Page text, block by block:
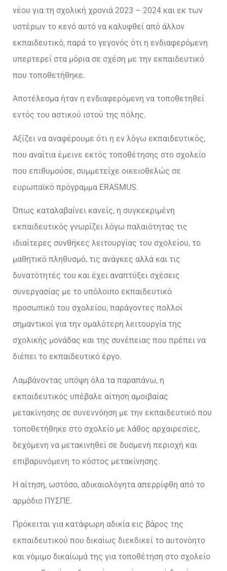
νέου για τη σχολική χρονιά 2023 – 2024 και εκ των
υστέρων το κενό αυτό να καλυφθεί από άλλον
εκπαιδευτικό, παρά το γεγονός ότι η ενδιαφερόμενη
υπερτερεί στα μόρια σε σχέση με την εκπαιδευτικό
που τοποθετήθηκε.
Αποτέλεσμα ήταν η ενδιαφερόμενη να τοποθετηθεί
εντός του αστικού ιστού της πόλης.
Αξίζει να αναφέρουμε ότι η εν λόγω εκπαιδευτικός,
που αναίτια έμεινε εκτός τοποθέτησης στο σχολείο
που επιθυμούσε, συμμετείχε οικειοθελώς σε
ευρωπαϊκό πρόγραμμα ERASMUS.
Όπως καταλαβαίνει κανείς, η συγκεκριμένη
εκπαιδευτικός γνωρίζει λόγω παλαιότητας τις
ιδιαίτερες συνθήκες λειτουργίας του σχολείου, το
μαθητικό πληθυσμό, τις ανάγκες αλλά και τις
δυνατότητές του και έχει αναπτύξει σχέσεις
συνεργασίας με το υπόλοιπο εκπαιδευτικό
προσωπικό του σχολείου, παράγοντες πολλοί
σημαντικοί για την ομαλότερη λειτουργία της
σχολικής μονάδας και της συνέπειας που πρέπει να
διέπει το εκπαιδευτικό έργο.
Λαμβάνοντας υπόψη όλα τα παραπάνω, η
εκπαιδευτικός υπέβαλε αίτηση αμοιβαίας
μετακίνησης σε συνεννόηση με την εκπαιδευτικό που
τοποθετήθηκε στο σχολείο με λάθος αρχαιρεσίες,
δεχόμενη να μετακινηθεί σε δυσμενή περιοχή και
επιβαρυνόμενη το κόστος μετακίνησης.
Η αίτηση, ωστόσο, αδικαιολόγητα απερρίφθη από το
αρμόδιο ΠΥΣΠΕ.
Πρόκειται για κατάφωρη αδικία εις βάρος της
εκπαιδευτικού που δικαίως διεκδικεί το αυτονόητο
και νόμιμο δικαίωμά της για τοποθέτηση στο σχολείο